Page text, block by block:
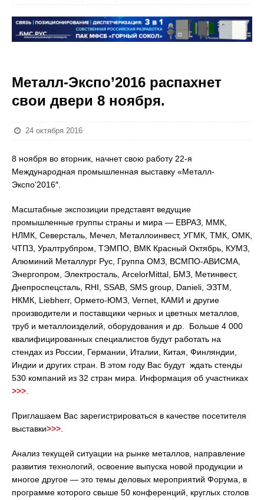
Металл-Экспо’2016 распахнет
свои двери 8 ноября.
24 октября 2016
8 ноября во вторник, начнет свою работу 22-я
Международная промышленная выставку «Металл-
Экспо’2016″.
Масштабные экспозиции представят ведущие
промышленные группы страны и мира — ЕВРАЗ, ММК,
НЛМК, Северсталь, Мечел, Металлоинвест, УГМК, ТМК, ОМК,
ЧТПЗ, Уралтрубпром, ТЭМПО, ВМК Красный Октябрь, КУМЗ,
Алюминий Металлург Рус, Группа ОМЗ, ВСМПО-АВИСМА,
Энергопром, Электросталь, ArcelorMittal, БМЗ, Метинвест,
Днепроспецсталь, RHI, SSAB, SMS group, Danieli, ЭЗТМ,
НКМК, Liebherr, Ормето-ЮМЗ, Vernet, КАМИ и другие
производители и поставщики черных и цветных металлов,
труб и металлоизделий, оборудования и др. Больше 4 000
квалифицированных специалистов будут работать на
стендах из России, Германии, Италии, Китая, Финляндии,
Индии и других стран. В этом году Вас будут ждать стенды
530 компаний из 32 стран мира. Информация об участниках
>>>
Приглашаем Вас зарегистрироваться в качестве посетителя
выставки>>>
Анализ текущей ситуации на рынке металлов, направление
развития технологий, освоение выпуска новой продукции и
многое другое — это темы деловых мероприятий Форума, в
программе которого свыше 50 конференций, круглых столов